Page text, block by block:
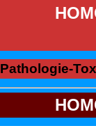
Pathologie-